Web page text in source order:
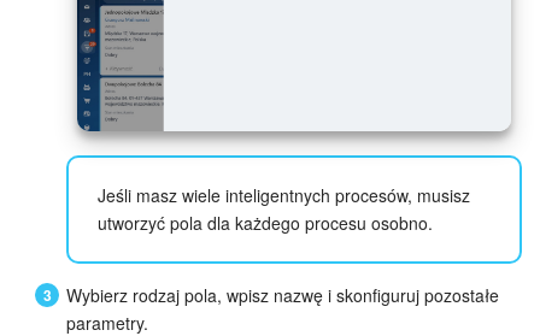
Sklep online
Workflow
Centrum Sprzedaży
Kwestie ogólne
Rezerwacja online
Jeśli masz wiele inteligentnych procesów, musisz
utworzyć pola dla każdego procesu osobno.
Wybierz rodzaj pola, wpisz nazwę i skonfiguruj pozostałe
parametry.